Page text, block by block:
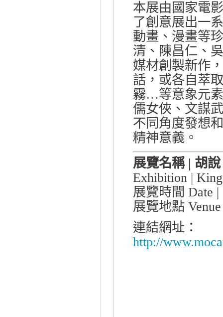
本展由國家電
了創意展出一
動畫、漫畫等
清、陳昌仁、
媒材創製新作
話，或各自萃
霧…等意象元
儒女俠、文謀
不同角度發想
精神意義。
展覽名稱 | 胡
Exhibition |
展覽時間 Date
展覽地點
連結網址：
http://